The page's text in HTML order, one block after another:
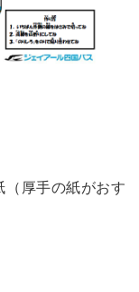
厚手の紙がおす